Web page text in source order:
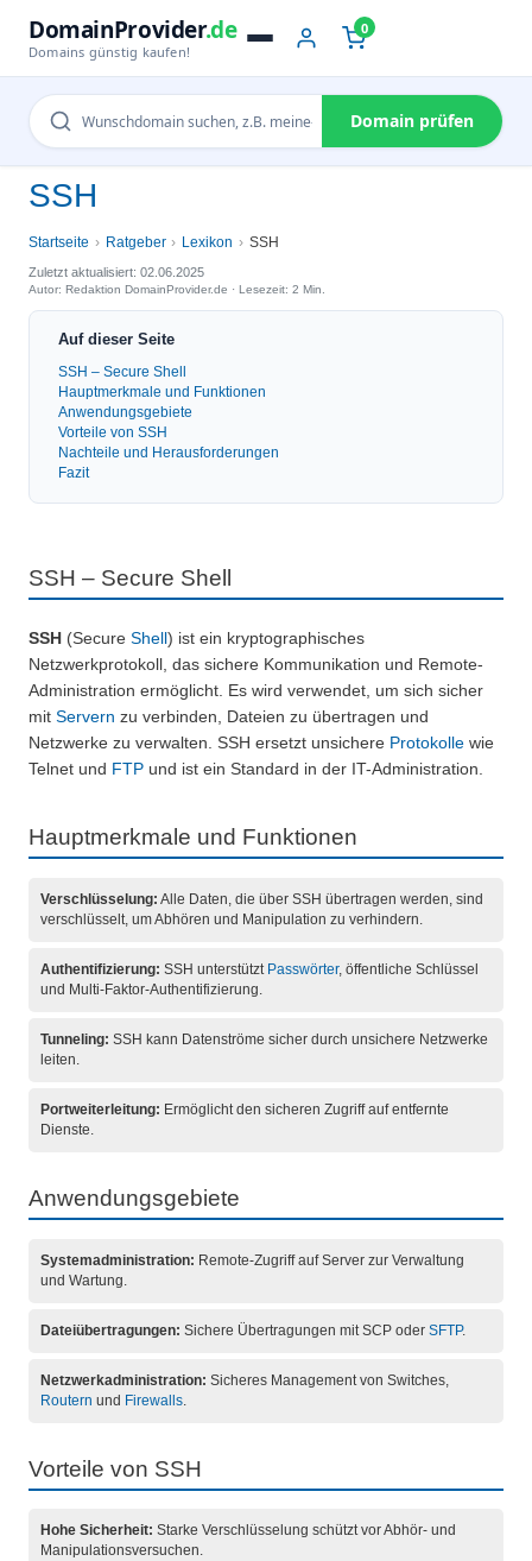
DomainProvider.de
Domains günstig kaufen!
0
Domain prüfen
SSH
Startseite Ratgeber Lexikon SSH
Zuletzt aktualisiert: 02.06.2025
Autor: Redaktion DomainProvider.de · Lesezeit: 2 Min.
Auf dieser Seite
SSH – Secure Shell
Hauptmerkmale und Funktionen
Anwendungsgebiete
Vorteile von SSH
Nachteile und Herausforderungen
Fazit
SSH – Secure Shell
SSH (Secure Shell ) ist ein kryptographisches
Netzwerkprotokoll, das sichere Kommunikation und Remote-
Administration ermöglicht. Es wird verwendet, um sich sicher
mit Servern zu verbinden, Dateien zu übertragen und
Netzwerke zu verwalten. SSH ersetzt unsichere Protokolle wie
Telnet und FTP und ist ein Standard in der IT-Administration.
Hauptmerkmale und Funktionen
Verschlüsselung: Alle Daten, die über SSH übertragen werden, sind
verschlüsselt, um Abhören und Manipulation zu verhindern.
Authentifizierung: SSH unterstützt Passwörter, öffentliche Schlüssel
und Multi-Faktor-Authentifizierung.
Tunneling: SSH kann Datenströme sicher durch unsichere Netzwerke
leiten.
Portweiterleitung: Ermöglicht den sicheren Zugriff auf entfernte
Dienste.
Anwendungsgebiete
Systemadministration: Remote-Zugriff auf Server zur Verwaltung
und Wartung.
Dateiübertragungen: Sichere Übertragungen mit SCP oder SFTP.
Netzwerkadministration: Sicheres Management von Switches,
Routern und Firewalls
Vorteile von SSH
Hohe Sicherheit: Starke Verschlüsselung schützt vor Abhör- und
Manipulationsversuchen.